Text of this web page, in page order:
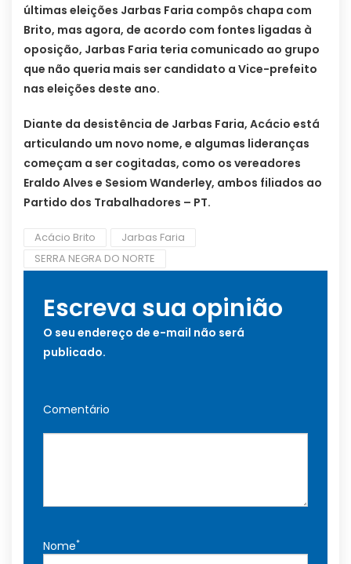
últimas eleições Jarbas Faria compôs chapa com
Brito, mas agora, de acordo com fontes ligadas à
oposição, Jarbas Faria teria comunicado ao grupo
que não queria mais ser candidato a Vice-prefeito
nas eleições deste ano.
Diante da desistência de Jarbas Faria, Acácio está
articulando um novo nome, e algumas lideranças
começam a ser cogitadas, como os vereadores
Eraldo Alves e Sesiom Wanderley, ambos filiados ao
Partido dos Trabalhadores – PT.
Acácio Brito
Jarbas Faria
SERRA NEGRA DO NORTE
Escreva sua opinião
O seu endereço de e-mail não será
publicado.
Comentário
Nome*